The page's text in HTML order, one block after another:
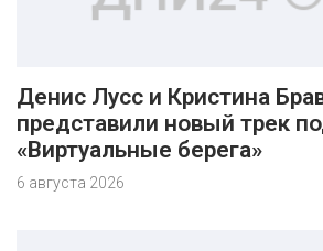
Денис Лусс и Кристина
представили новый трек
«Виртуальные берега»
6 августа 2026